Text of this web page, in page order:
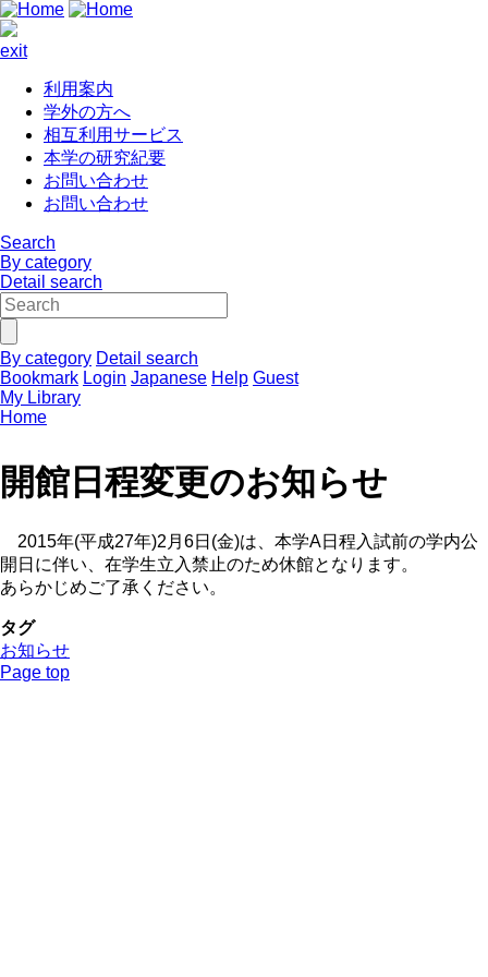
exit
利用案内
学外の方へ
相互利用サービス
本学の研究紀要
お問い合わせ
お問い合わせ
Search
By category
Detail search
By category Detail search
Bookmark Login Japanese Help Guest
My Library
Home
開館日程変更のお知らせ
2015年(平成27年)2月6日(金)は、本学A日程入試前の学内公
開日に伴い、在学生立入禁止のため休館となります。
あらかじめご了承ください。
タグ
お知らせ
Page top